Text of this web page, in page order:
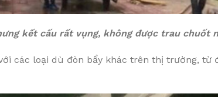
kết cấu rất vụng, không được trau chuốt
các loại dù đòn bẩy khác trên thị trường, từ